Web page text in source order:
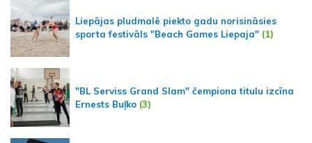
Liepājas pludmalē piekto gadu norisināsies
sporta festivāls "Beach Games Liepaja" (1)
"BL Serviss Grand Slam" čempiona titulu izcīna
Ernests Buļko (3)